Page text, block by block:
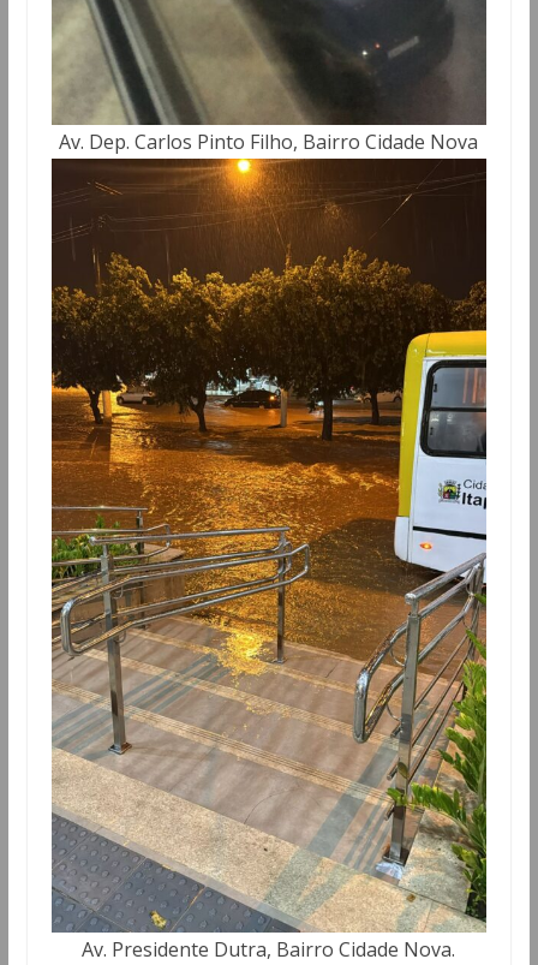
Av. Dep. Carlos Pinto Filho, Bairro Cidade Nova
Av. Presidente Dutra, Bairro Cidade Nova.